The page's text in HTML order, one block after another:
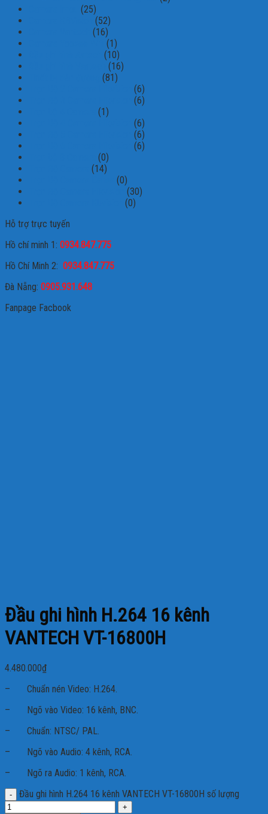
(25)
(52)
(16)
(1)
(10)
(16)
(81)
(6)
(6)
(1)
(6)
(6)
(6)
(0)
(14)
(0)
(30)
(0)
Hỗ trợ trực tuyến
Hồ chí minh 1: 0934.847.775
Hồ Chí Minh 2: 0934.847.775
Đà Nẵng: 0905.931.648
Fanpage Facbook
Đầu ghi hình H.264 16 kênh
VANTECH VT-16800H
4.480.000₫
– Chuẩn nén Video: H.264.
– Ngõ vào Video: 16 kênh, BNC.
– Chuẩn: NTSC/ PAL.
– Ngõ vào Audio: 4 kênh, RCA.
– Ngõ ra Audio: 1 kênh, RCA.
Đầu ghi hình H.264 16 kênh VANTECH VT-16800H số lượng